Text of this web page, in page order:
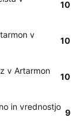
10
v
10
v Artarmon
10
in vrednostjo
9